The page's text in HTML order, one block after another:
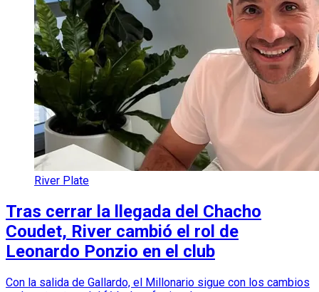
River Plate
Tras cerrar la llegada del Chacho
Coudet, River cambió el rol de
Leonardo Ponzio en el club
Con la salida de Gallardo, el Millonario sigue con los cambios